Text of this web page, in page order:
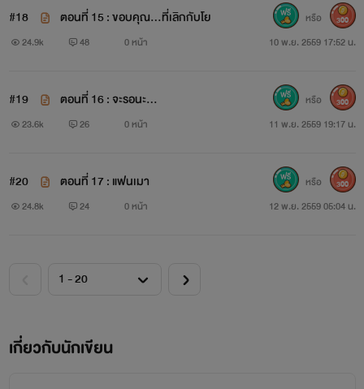
#18 ตอนที่ 15 : ขอบคุณ...ที่เลิกกับโย
24.9k 48 0 หน้า 10 พ.ย. 2559 17:52 น.
หรือ 300
#19 ตอนที่ 16 : จะรอนะ...
23.6k 26 0 หน้า 11 พ.ย. 2559 19:17 น.
หรือ 300
#20 ตอนที่ 17 : แฟนเมา
24.8k 24 0 หน้า 12 พ.ย. 2559 05:04 น.
หรือ 300
เกี่ยวกับนักเขียน